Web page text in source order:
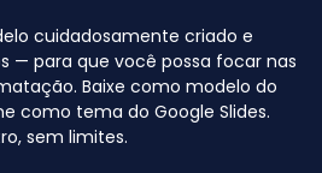
cuidadosamente criado e
— para que você possa focar nas
Baixe como modelo do
como tema do Google Slides.
sem limites.